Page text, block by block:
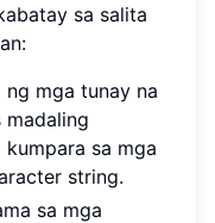
sa salita
mga tunay na
madaling
sa mga
string.
sa mga